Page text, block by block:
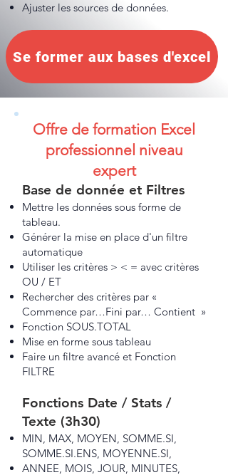
Ajuster les sources de données.
Se former aux bases d'excel
Offre de formation Excel
professionnel niveau
expert
Base de donnée et Filtres
Mettre les données sous forme de
tableau.
Générer la mise en place d'un filtre
automatique
Utiliser les critères > < = avec critères
OU / ET
Rechercher des critères par «
Commence par…Fini par… Contient »
Fonction SOUS.TOTAL
Mise en forme sous tableau
Faire un filtre avancé et Fonction
FILTRE
Fonctions Date / Stats /
Texte (3h30)
MIN, MAX, MOYEN, SOMME.SI,
SOMME.SI.ENS, MOYENNE.SI,
ANNEE, MOIS, JOUR, MINUTES,